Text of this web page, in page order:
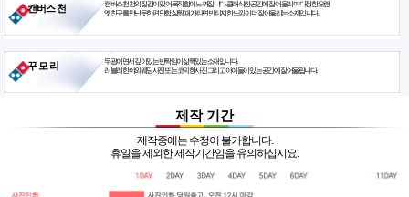
캔버스 천
캔버스천 천의 질감이 있어 묵직함이 느껴집니다. 클래식한 공간에 잘 어울리며 다정한 오랜
옛친구를 만난듯한 편안함. 살짝 때가 타면 빈티지한 느낌이 더 잘 어울리는 소재입니다.
꾸 모 리
무광이면서 깊이있는 반짝임이 삶짝있는 소재입니다.
러블리한 야외웨딩사진 또는 코믹한사진 그리고 아이들이 있는 공간에 잘 어울립니다.
제작 기간
제작중에는 수정이 불가합니다.
휴일을 제외한 제작기간임을 유의하십시요.